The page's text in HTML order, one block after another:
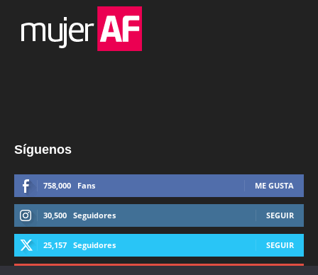
Síguenos
758,000 Fans ME GUSTA
30,500 Seguidores SEGUIR
25,157 Seguidores SEGUIR